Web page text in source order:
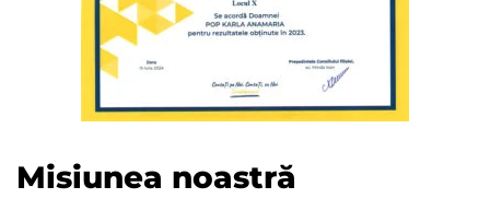
Misiunea noastră